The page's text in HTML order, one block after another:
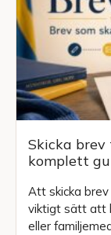
Skicka
komplett
Att skicka
viktigt sätt att
eller